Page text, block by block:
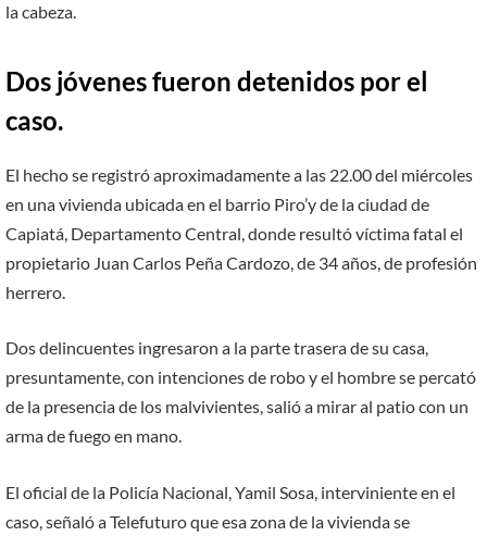
la cabeza.
Dos jóvenes fueron detenidos por el
caso.
El hecho se registró aproximadamente a las 22.00 del miércoles
en una vivienda ubicada en el barrio Piro’y de la ciudad de
Capiatá, Departamento Central, donde resultó víctima fatal el
propietario Juan Carlos Peña Cardozo, de 34 años, de profesión
herrero.
Dos delincuentes ingresaron a la parte trasera de su casa,
presuntamente, con intenciones de robo y el hombre se percató
de la presencia de los malvivientes, salió a mirar al patio con un
arma de fuego en mano.
El oficial de la Policía Nacional, Yamil Sosa, interviniente en el
caso, señaló a Telefuturo que esa zona de la vivienda se